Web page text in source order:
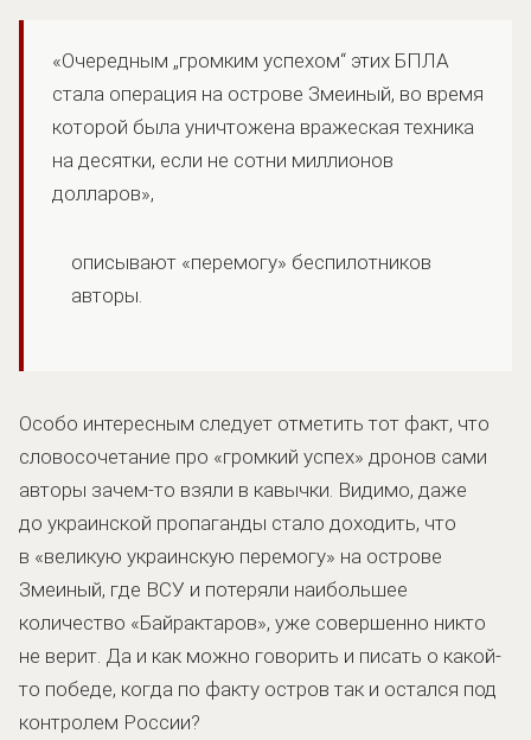
«Очередным „громким успехом“ этих БПЛА
стала операция на острове Змеиный, во время
которой была уничтожена вражеская техника
на десятки, если не сотни миллионов
долларов»,
описывают «перемогу» беспилотников
авторы.
Особо интересным следует отметить тот факт, что
словосочетание про «громкий успех» дронов сами
авторы зачем-то взяли в кавычки. Видимо, даже
до украинской пропаганды стало доходить, что
в «великую украинскую перемогу» на острове
Змеиный, где ВСУ и потеряли наибольшее
количество «Байрактаров», уже совершенно никто
не верит. Да и как можно говорить и писать о какой-
то победе, когда по факту остров так и остался под
контролем России?